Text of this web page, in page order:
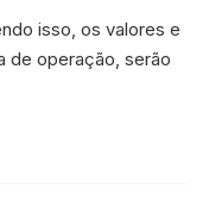
isso, os valores e
de operação, serão